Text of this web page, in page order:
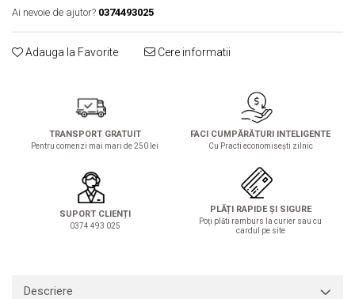
Solutie de indepartat rugina si
pentru par, masca de par
Vata demachianta
Ai nevoie de ajutor? 0374493025
Adauga la Favorite Cere informatii
TRANSPORT GRATUIT
Pentru comenzi mai mari de 250 lei
FACI CUMPĂRĂTURI INTELIGENTE
Cu Practi economisești zilnic
SUPORT CLIENȚI
0374 493 025
PLĂȚI RAPIDE ȘI SIGURE
Poți plăti ramburs la curier sau cu
cardul pe site
Descriere